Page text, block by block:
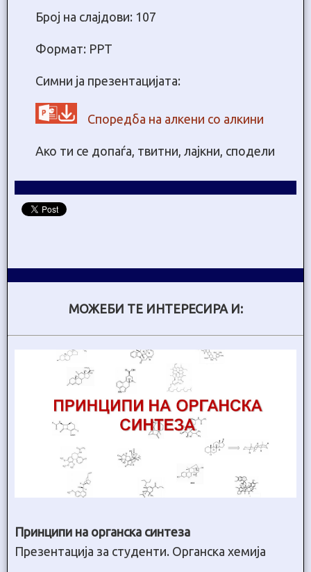
Број на слајдови: 107
Формат: PPT
Симни ја презентацијата:
Споредба на алкени со алкини
Ако ти се допаѓа, твитни, лајкни, сподели
МОЖЕБИ ТЕ ИНТЕРЕСИРА И:
Принципи на органска синтеза
Презентација за студенти. Органска хемија